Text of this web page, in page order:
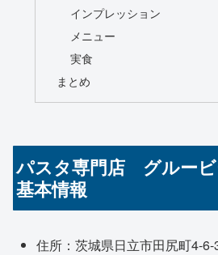
インプレッション
メニュー
実食
まとめ
パスタ専門店 グルー
基本情報
住所：茨城県日立市田尻町4-6-